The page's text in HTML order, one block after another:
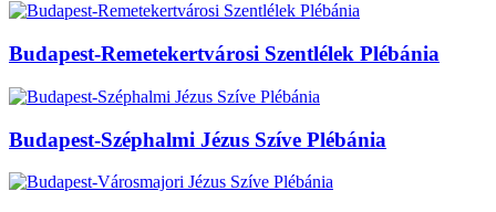
Budapest-Remetekertvárosi Szentlélek Plébánia
Budapest-Széphalmi Jézus Szíve Plébánia